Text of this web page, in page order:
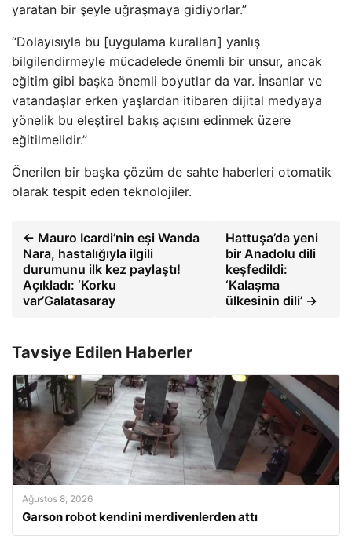
yaratan bir şeyle uğraşmaya gidiyorlar.”
“Dolayısıyla bu [uygulama kuralları] yanlış
bilgilendirmeyle mücadelede önemli bir unsur, ancak
eğitim gibi başka önemli boyutlar da var. İnsanlar ve
vatandaşlar erken yaşlardan itibaren dijital medyaya
yönelik bu eleştirel bakış açısını edinmek üzere
eğitilmelidir.”
Önerilen bir başka çözüm de sahte haberleri otomatik
olarak tespit eden teknolojiler.
← Mauro Icardi’nin eşi Wanda
Nara, hastalığıyla ilgili
durumunu ilk kez paylaştı!
Açıkladı: ‘Korku
var’Galatasaray
Hattuşa’da yeni
bir Anadolu dili
keşfedildi:
‘Kalaşma
ülkesinin dili’ →
Tavsiye Edilen Haberler
Ağustos 8, 2026
Garson robot kendini merdivenlerden attı